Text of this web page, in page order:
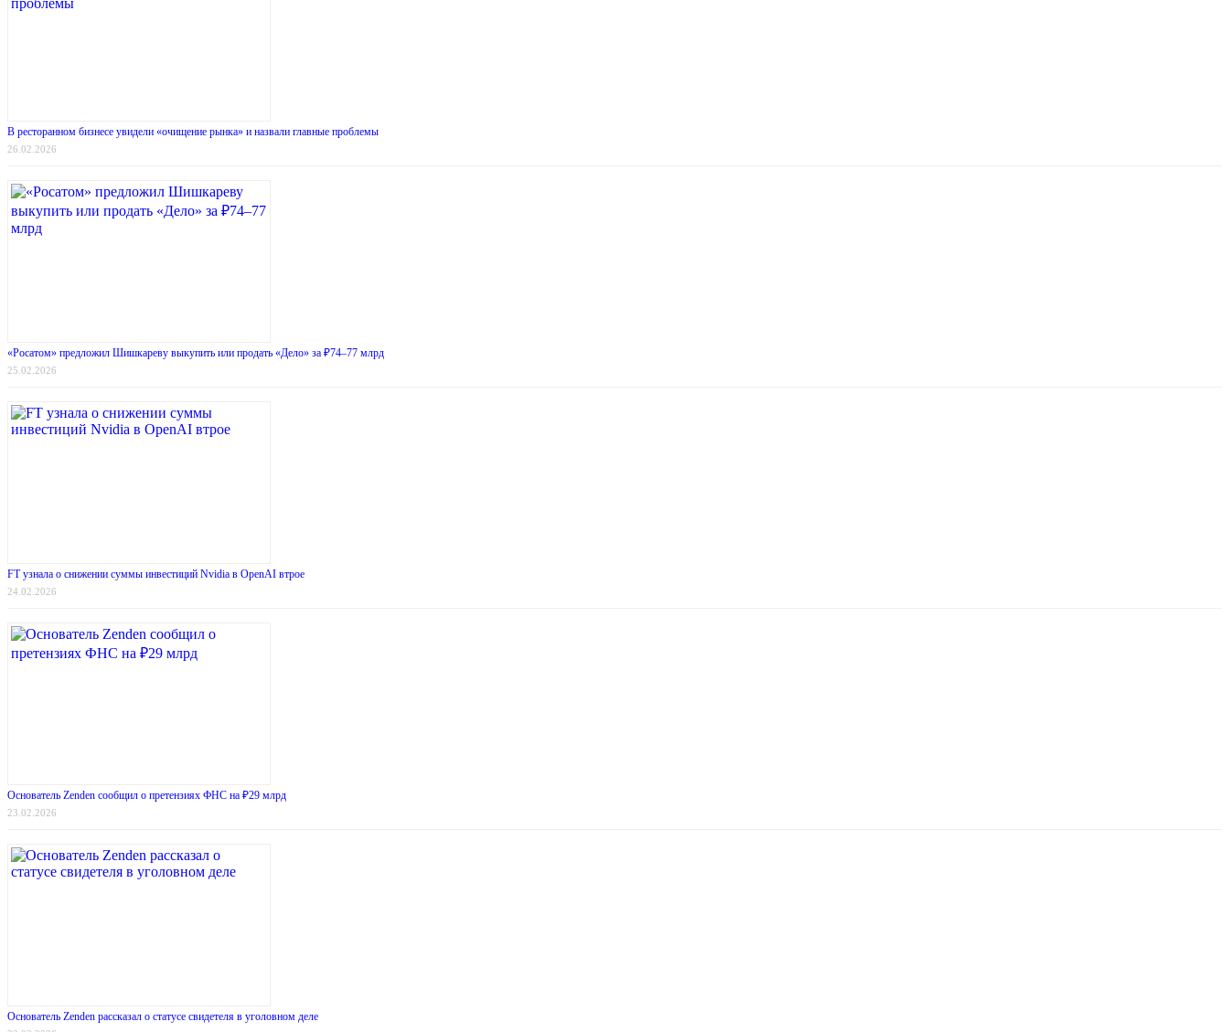
В ресторанном бизнесе увидели «очищение рынка» и назвали главные проблемы
26.02.2026
«Росатом» предложил Шишкареву выкупить или продать «Дело» за ₽74–77 млрд
25.02.2026
FT узнала о снижении суммы инвестиций Nvidia в OpenAI втрое
24.02.2026
Основатель Zenden сообщил о претензиях ФНС на ₽29 млрд
23.02.2026
Основатель Zenden рассказал о статусе свидетеля в уголовном деле